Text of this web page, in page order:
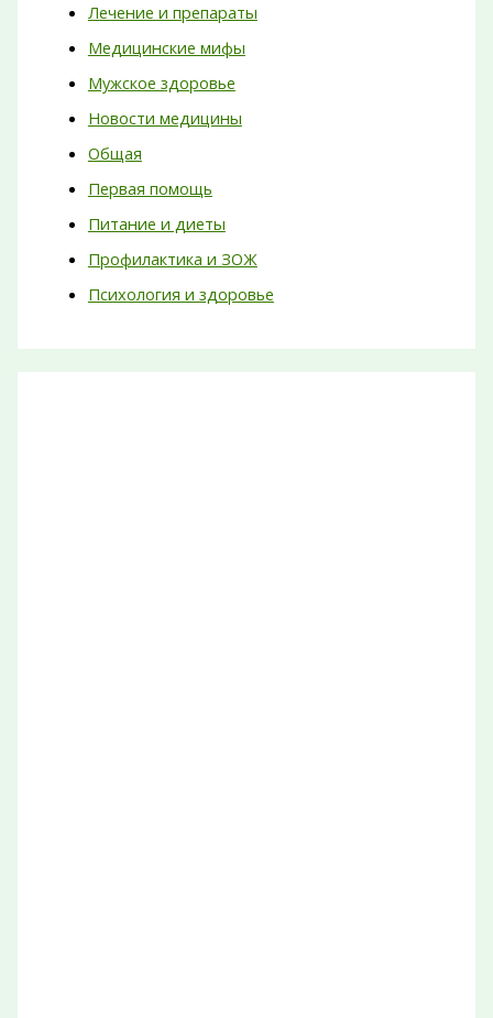
Лечение и препараты
Медицинские мифы
Мужское здоровье
Новости медицины
Общая
Первая помощь
Питание и диеты
Профилактика и ЗОЖ
Психология и здоровье